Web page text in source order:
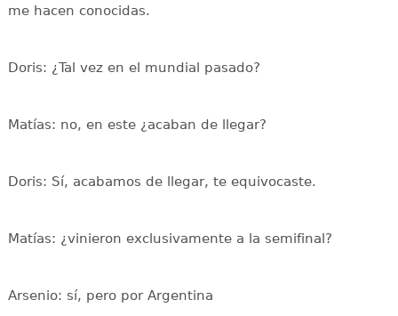
me hacen conocidas.
Doris: ¿Tal vez en el mundial pasado?
Matías: no, en este ¿acaban de llegar?
Doris: Sí, acabamos de llegar, te equivocaste.
Matías: ¿vinieron exclusivamente a la semifinal?
Arsenio: sí, pero por Argentina